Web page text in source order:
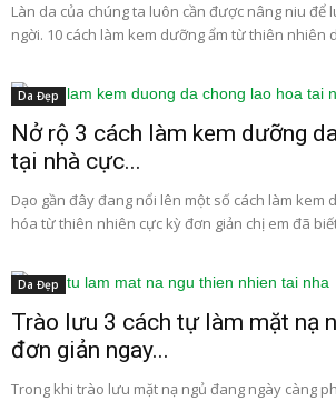
Làn da của chúng ta luôn cần được nâng niu để
ngời. 10 cách làm kem dưỡng ẩm từ thiên nhiên
Da Đẹp
Nở rộ 3 cách làm kem dưỡng
tại nhà cực...
Dạo gần đây đang nổi lên một số cách làm kem
hóa từ thiên nhiên cực kỳ đơn giản chị em đã
Da Đẹp
Trào lưu 3 cách tự làm mặt nạ
đơn giản ngay...
Trong khi trào lưu mặt nạ ngủ đang ngày càng